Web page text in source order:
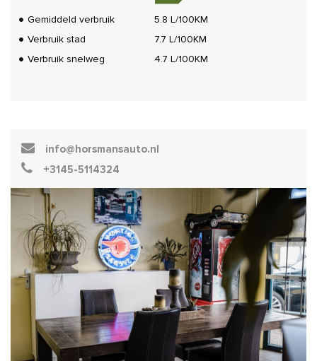
Gemiddeld verbruik
5.8 L/100KM
Verbruik stad
7.7 L/100KM
Verbruik snelweg
4.7 L/100KM
info@horsmansauto.nl
+3145-5114324